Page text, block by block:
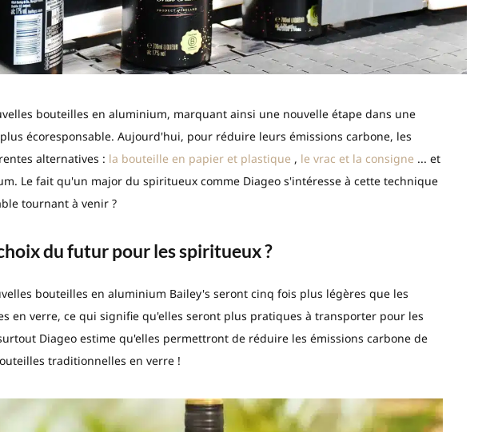
bouteilles en aluminium, marquant ainsi une nouvelle étape dans une
écoresponsable. Aujourd'hui, pour réduire leurs émissions carbone, les
alternatives : la bouteille en papier et plastique , le vrac et la consigne ... et
Le fait qu'un major du spiritueux comme Diageo s'intéresse à cette technique
tournant à venir ?
du futur pour les spiritueux ?
bouteilles en aluminium Bailey's seront cinq fois plus légères que les
en verre, ce qui signifie qu'elles seront plus pratiques à transporter pour les
Diageo estime qu'elles permettront de réduire les émissions carbone de
traditionnelles en verre !